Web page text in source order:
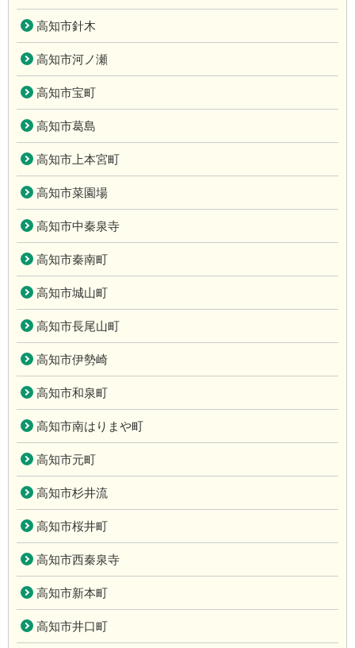
高知市針木
高知市河ノ瀬
高知市宝町
高知市葛島
高知市上本宮町
高知市菜園場
高知市中秦泉寺
高知市秦南町
高知市城山町
高知市長尾山町
高知市伊勢崎
高知市和泉町
高知市南はりまや町
高知市元町
高知市杉井流
高知市桜井町
高知市西秦泉寺
高知市新本町
高知市井口町